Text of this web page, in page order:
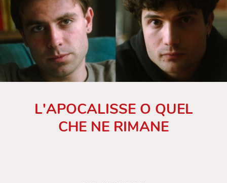
L'APOCALISSE O QUEL
CHE NE RIMANE